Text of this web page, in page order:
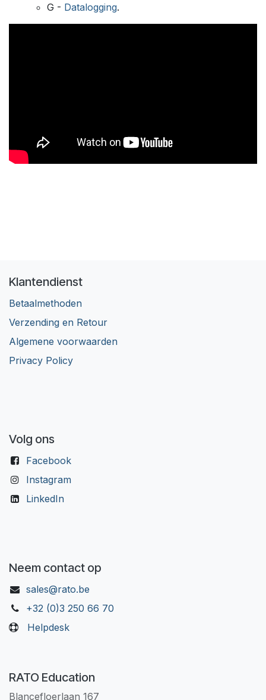
G - Datalogging.
Klantendienst
Betaalmethoden
Verzending en Retour
Algemene voorwaarden
Privacy Policy
Volg ons
Facebook
Instagram
LinkedIn
Neem contact op
sales@rato.be
+32 (0)3 250 66 70
Helpdesk
RATO Education
Blancefloerlaan 167